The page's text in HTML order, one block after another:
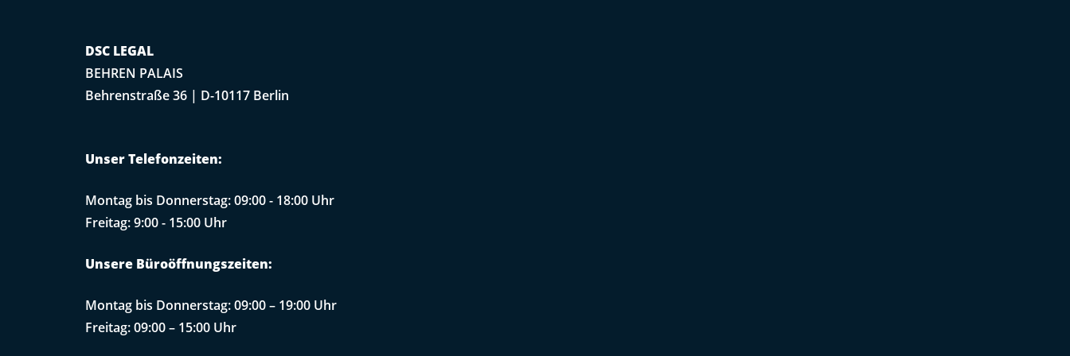
DSC LEGAL
BEHREN PALAIS
Behrenstraße 36 | D-10117 Berlin
Unser Telefonzeiten:
Montag bis Donnerstag: 09:00 - 18:00 Uhr
Freitag: 9:00 - 15:00 Uhr
Unsere Büroöffnungszeiten:
Montag bis Donnerstag: 09:00 – 19:00 Uhr
Freitag: 09:00 – 15:00 Uhr